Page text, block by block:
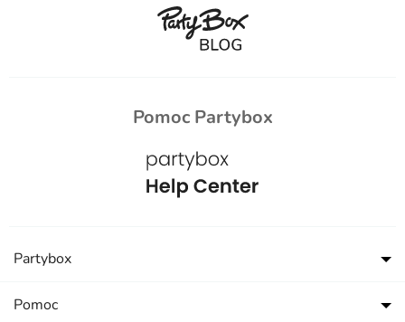
Pomoc Partybox
Partybox
Pomoc